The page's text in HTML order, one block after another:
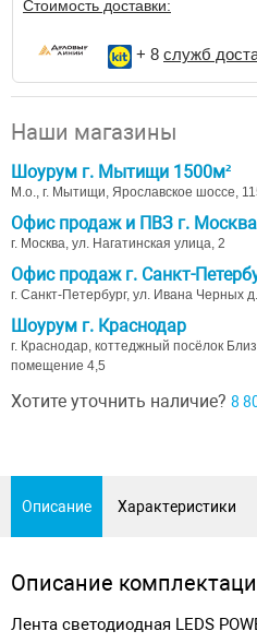
Стоимость доставки:
+ 8 служб
Наши магазины
Шоурум г. Мытищи 1500м²
М.о., г. Мытищи, Ярославское шоссе,
Офис продаж и ПВЗ г. Москва
г. Москва, ул. Нагатинская улица, 2
Офис продаж г. Санкт-
г. Санкт-Петербург, ул. Ивана Черных
Шоурум г. Краснодар
г. Краснодар, коттеджный посёлок
помещение 4,5
Хотите уточнить наличие? 8
Описание Характеристики
Описание
Лента светодиодная LEDS